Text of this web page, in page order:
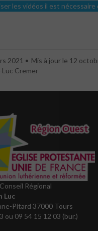
les vidéos il est
2021
Mis à jour le 12
Cremer
Régional
Luc
Pitard 37000 Tours
ou 09 54 15 12 03 (bur.)